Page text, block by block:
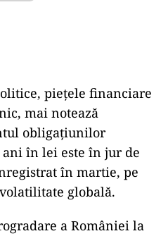
piețele financiare
mai notează
obligațiunilor
în lei este în jur de
în martie, pe
globală.
a României la